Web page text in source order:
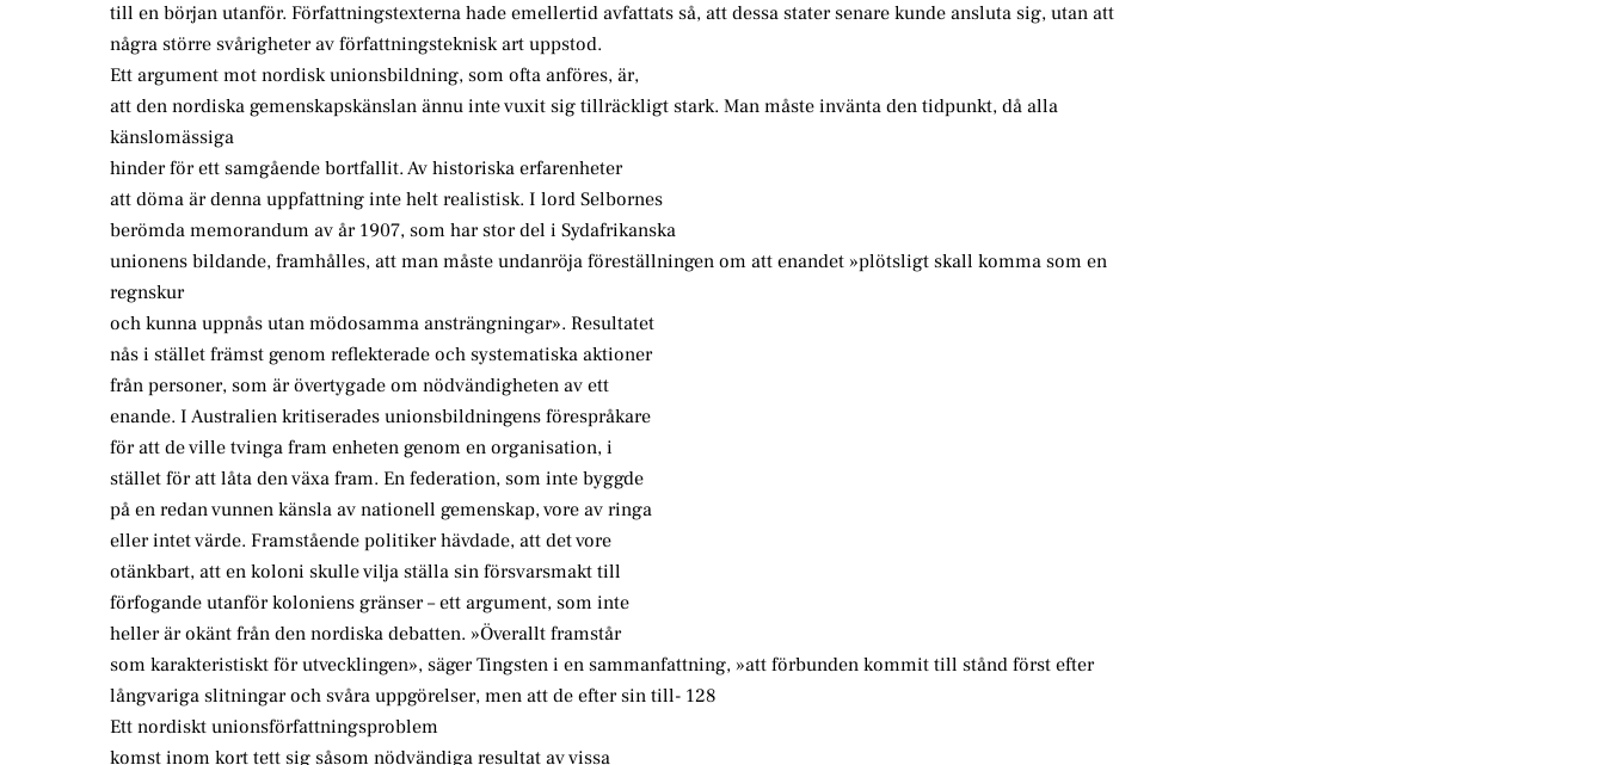
till en början utanför. Författningstexterna hade emellertid avfattats så, att dessa stater senare kunde ansluta sig, utan att
några större svårigheter av författningsteknisk art uppstod.
Ett argument mot nordisk unionsbildning, som ofta anföres, är,
att den nordiska gemenskapskänslan ännu inte vuxit sig tillräckligt stark. Man måste invänta den tidpunkt, då alla
känslomässiga
hinder för ett samgående bortfallit. Av historiska erfarenheter
att döma är denna uppfattning inte helt realistisk. I lord Selbornes
berömda memorandum av år 1907, som har stor del i Sydafrikanska
unionens bildande, framhålles, att man måste undanröja föreställningen om att enandet »plötsligt skall komma som en
regnskur
och kunna uppnås utan mödosamma ansträngningar». Resultatet
nås i stället främst genom reflekterade och systematiska aktioner
från personer, som är övertygade om nödvändigheten av ett
enande. I Australien kritiserades unionsbildningens förespråkare
för att de ville tvinga fram enheten genom en organisation, i
stället för att låta den växa fram. En federation, som inte byggde
på en redan vunnen känsla av nationell gemenskap, vore av ringa
eller intet värde. Framstående politiker hävdade, att det vore
otänkbart, att en koloni skulle vilja ställa sin försvarsmakt till
förfogande utanför koloniens gränser – ett argument, som inte
heller är okänt från den nordiska debatten. »Överallt framstår
som karakteristiskt för utvecklingen», säger Tingsten i en sammanfattning, »att förbunden kommit till stånd först efter
långvariga slitningar och svåra uppgörelser, men att de efter sin till- 128
Ett nordiskt unionsförfattningsproblem
komst inom kort tett sig såsom nödvändiga resultat av vissa